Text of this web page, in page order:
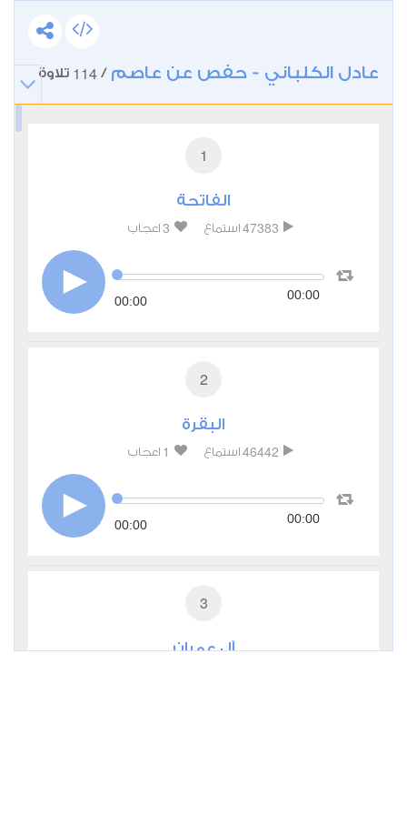
عادل الكلباني - حفص عن عاصم /
114 تلاوة
1
الفاتحة
47383 استماع 3 اعجاب
00:00 00:00
2
البقرة
46442 استماع 1 اعجاب
00:00 00:00
3
آل عمران